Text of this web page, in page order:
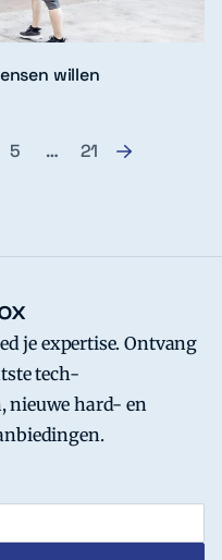
willen
5 … 21
je expertise. Ontvang
tech-
nieuwe hard- en